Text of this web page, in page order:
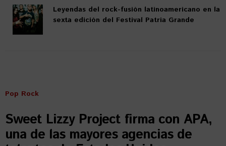
Leyendas del rock-fusión latinoamericano en la
sexta edición del Festival Patria Grande
Pop Rock
Sweet Lizzy Project firma con APA,
una de las mayores agencias de